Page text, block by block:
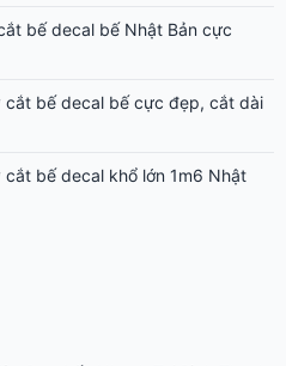
bế decal bế Nhật Bản cực
cắt bế decal bế cực đẹp, cắt dài
cắt bế decal khổ lớn 1m6 Nhật